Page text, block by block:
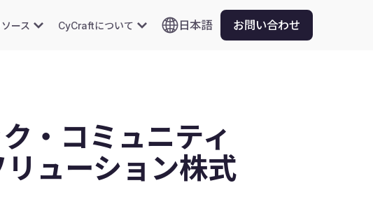
ソース CyCraftについて 日本語 お問い合わせ
・コミュニティ
ューション株式